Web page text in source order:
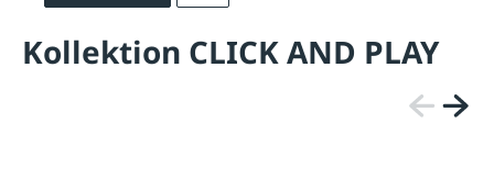
Kollektion CLICK AND PLAY